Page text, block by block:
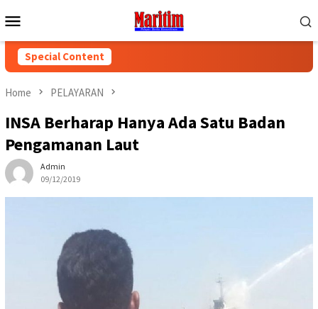
to
Menu
Special Content
Home PELAYARAN
INSA Berharap Hanya Ada Satu Badan
Pengamanan Laut
Admin
09/12/2019